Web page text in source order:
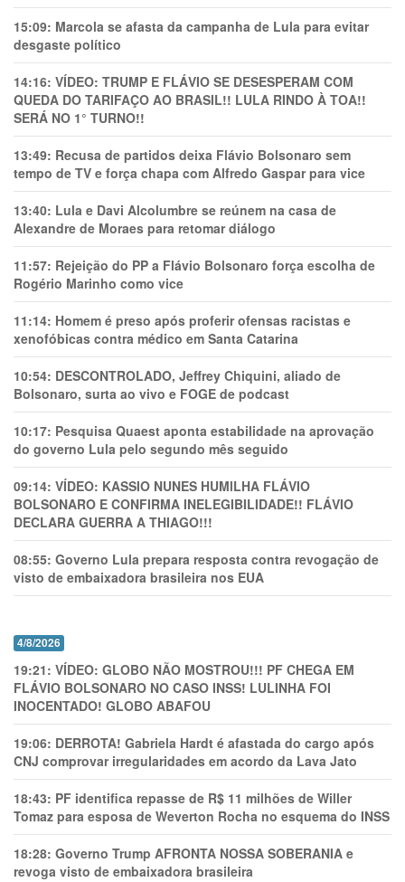
15:09: Marcola se afasta da campanha de Lula para evitar
desgaste político
14:16: VÍDEO: TRUMP E FLÁVIO SE DESESPERAM COM
QUEDA DO TARIFAÇO AO BRASIL!! LULA RINDO À TOA!!
SERÁ NO 1° TURNO!!
13:49: Recusa de partidos deixa Flávio Bolsonaro sem
tempo de TV e força chapa com Alfredo Gaspar para vice
13:40: Lula e Davi Alcolumbre se reúnem na casa de
Alexandre de Moraes para retomar diálogo
11:57: Rejeição do PP a Flávio Bolsonaro força escolha de
Rogério Marinho como vice
11:14: Homem é preso após proferir ofensas racistas e
xenofóbicas contra médico em Santa Catarina
10:54: DESCONTROLADO, Jeffrey Chiquini, aliado de
Bolsonaro, surta ao vivo e FOGE de podcast
10:17: Pesquisa Quaest aponta estabilidade na aprovação
do governo Lula pelo segundo mês seguido
09:14: VÍDEO: KASSIO NUNES HUMlLHA FLÁVIO
BOLSONARO E CONFIRMA INELEGIBILIDADE!! FLÁVIO
DECLARA GUERRA A THIAGO!!!
08:55: Governo Lula prepara resposta contra revogação de
visto de embaixadora brasileira nos EUA
4/8/2026
19:21: VÍDEO: GLOBO NÃO MOSTROU!!! PF CHEGA EM
FLÁVIO BOLSONARO NO CASO INSS! LULINHA FOI
INOCENTADO! GLOBO ABAFOU
19:06: DERROTA! Gabriela Hardt é afastada do cargo após
CNJ comprovar irregularidades em acordo da Lava Jato
18:43: PF identifica repasse de R$ 11 milhões de Willer
Tomaz para esposa de Weverton Rocha no esquema do INSS
18:28: Governo Trump AFRONTA NOSSA SOBERANIA e
revoga visto de embaixadora brasileira